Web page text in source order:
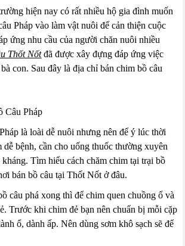
hiện nay có rất nhiều hộ gia đình muốn
Pháp vào làm vật nuôi để cản thiện cuộc
ứng nhu cầu của người chăn nuôi nhiều
Thốt Nốtđã được xây đựng đáp ứng việc
con. Sau đây là địa chỉ bán chim bồ câu
Câu Pháp
là loài dễ nuôi nhưng nên để ý lúc thời
bệnh, cần cho uống thuốc thường xuyên
kháng. Tìm hiểu cách chăm chim tại trại bồ
bán bồ câu tại Thốt Nốt ở đâu.
câu phá xong thì để chim quen chuồng ổ và
Trước khi chim đẻ bạn nên chuẩn bị mỗi cặp
ổ, dành ấp. Nên dùng sơm khô sạch sẽ để